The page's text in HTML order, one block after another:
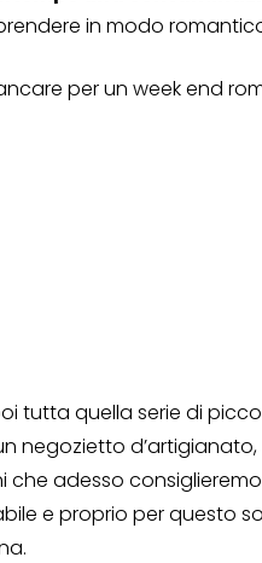
in modo
per un week end
tutta quella serie di
negozietto
adesso
e proprio per questo